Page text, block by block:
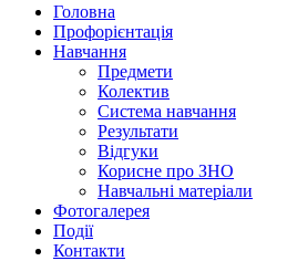
Головна
Профорієнтація
Навчання
Предмети
Колектив
Система навчання
Результати
Відгуки
Корисне про ЗНО
Навчальні матеріали
Фотогалерея
Події
Контакти